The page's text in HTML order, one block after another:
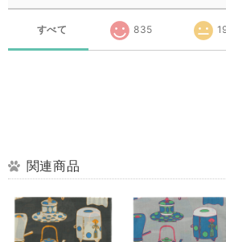
すべて 835
関連商品